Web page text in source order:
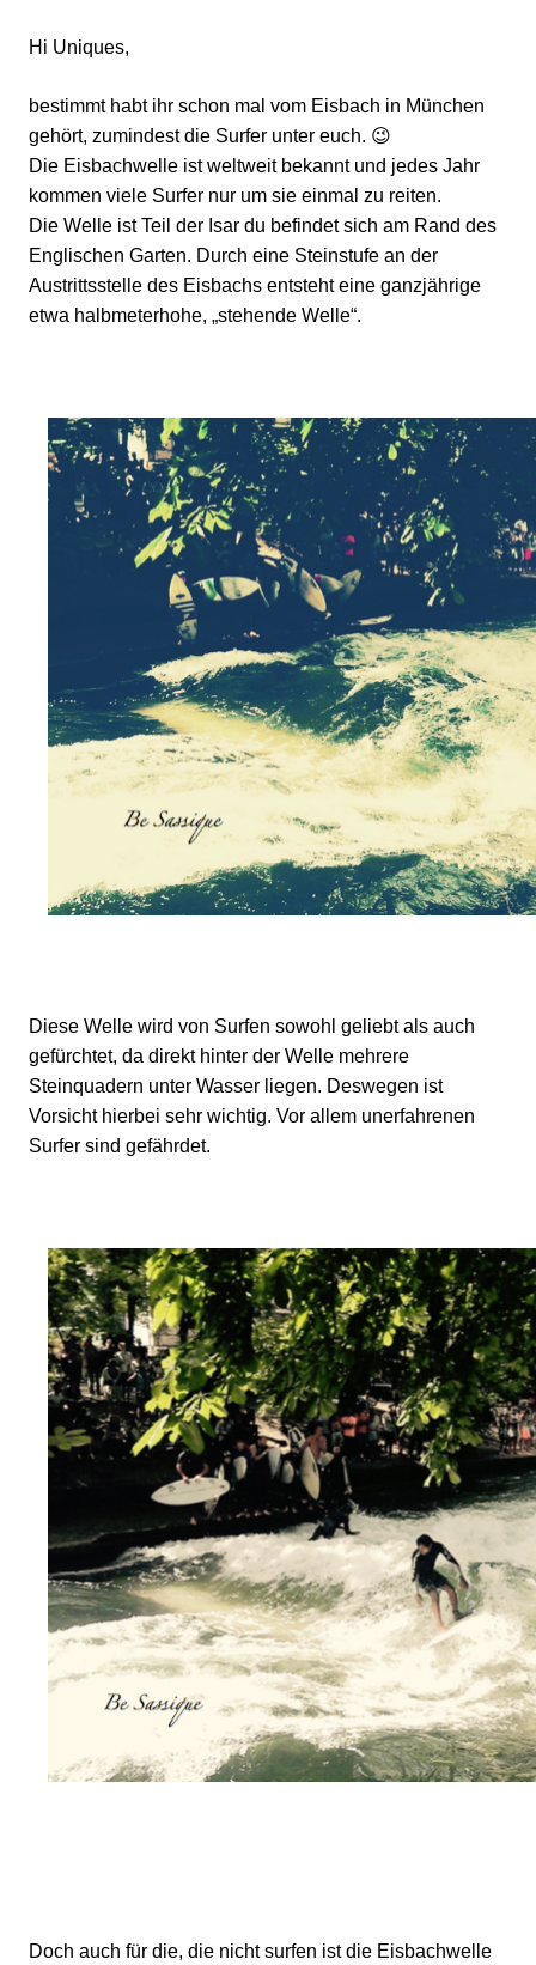
Hi Uniques,
bestimmt habt ihr schon mal vom Eisbach in München
gehört, zumindest die Surfer unter euch. 😉
Die Eisbachwelle ist weltweit bekannt und jedes Jahr
kommen viele Surfer nur um sie einmal zu reiten.
Die Welle ist Teil der Isar du befindet sich am Rand des
Englischen Garten. Durch eine Steinstufe an der
Austrittsstelle des Eisbachs entsteht eine ganzjährige
etwa halbmeterhohe, „stehende Welle“.
Diese Welle wird von Surfen sowohl geliebt als auch
gefürchtet, da direkt hinter der Welle mehrere
Steinquadern unter Wasser liegen. Deswegen ist
Vorsicht hierbei sehr wichtig. Vor allem unerfahrenen
Surfer sind gefährdet.
Doch auch für die, die nicht surfen ist die Eisbachwelle